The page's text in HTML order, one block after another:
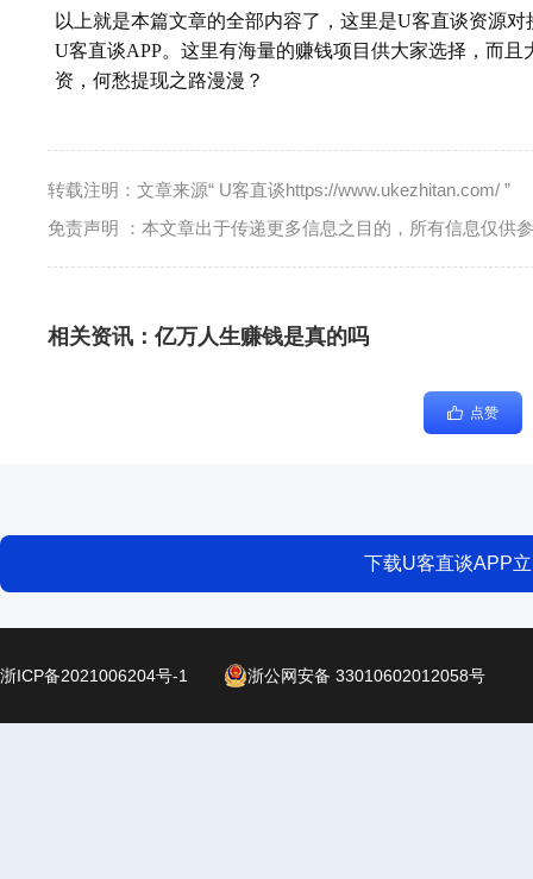
以上就是本篇文章的全部内容了，这里是U客直谈资源
U客直谈APP。这里有海量的赚钱项目供大家选择，而
资，何愁提现之路漫漫？
转载注明：文章来源“ U客直谈https://www.ukezhitan.com/ ”
免责声明 ：本文章出于传递更多信息之目的，所有信息仅供
相关资讯： 亿万人生赚钱是真的吗
点赞
下载U客直谈APP
浙ICP备2021006204号-1 浙公网安备 33010602012058号